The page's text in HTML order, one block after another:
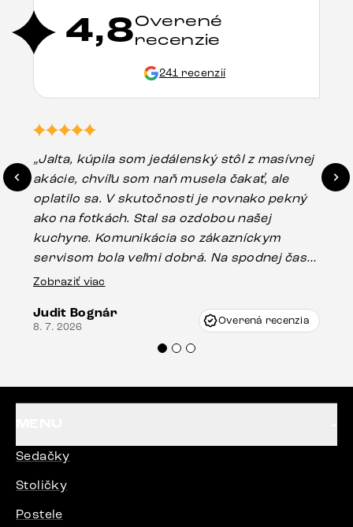
4,8Overené
recenzie
241 recenzií
„Jalta, kúpila som jedálenský stôl z masívnej
akácie, chvíľu som naň musela čakať, ale
oplatilo sa. V skutočnosti je rovnako pekný
ako na fotkách. Stal sa ozdobou našej
kuchyne. Komunikácia so zákazníckym
servisom bola veľmi dobrá. Na spodnej časti
stola bolo malé poškodenie, pravdepodobne
Vincze pri riešení mojej záležitosti pristúpili
veľmi korektne. Odporúčam produkty Delife
Zobraziť viac
Judit Bognár
8. 7. 2026 Overená recenzia
Sedačky
Stoličky
Postele